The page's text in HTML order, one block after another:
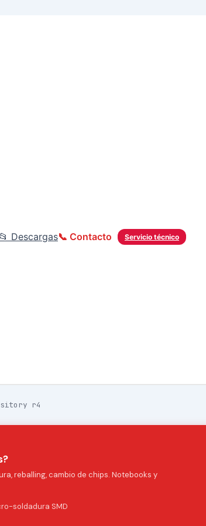
📂 Descargas Servicio técnico
📞 Contacto
r4
reballing, cambio de chips. Notebooks y
soldadura SMD